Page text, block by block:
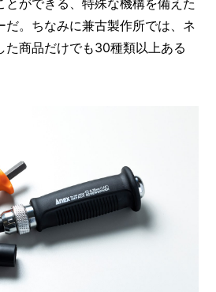
とができる、特殊な機構を備えた
だ。ちなみに兼古製作所では、ネ
た商品だけでも30種類以上ある